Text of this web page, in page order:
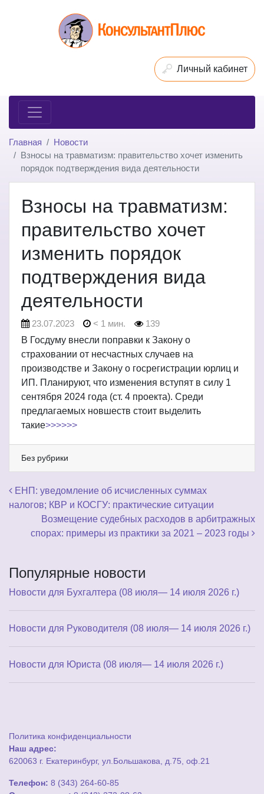
Личный кабинет
Главная
Новости
Взносы на травматизм: правительство хочет изменить
порядок подтверждения вида деятельности
Взносы на травматизм:
правительство хочет
изменить порядок
подтверждения вида
деятельности
23.07.2023 < 1 мин.
139
В Госдуму внесли поправки к Закону о
страховании от несчастных случаев на
производстве и Закону о госрегистрации юрлиц и
ИП. Планируют, что изменения вступят в силу 1
сентября 2024 года (ст. 4 проекта). Среди
предлагаемых новшеств стоит выделить
такие>>>>>>
Без рубрики
Навигация по записям
ЕНП: уведомление об исчисленных суммах
налогов; КВР и КОСГУ: практические ситуации
Возмещение судебных расходов в арбитражных
спорах: примеры из практики за 2021 ‒ 2023 годы
Популярные новости
Новости для Бухгалтера (08 июля— 14 июля 2026 г.)
Новости для Руководителя (08 июля— 14 июля 2026 г.)
Новости для Юриста (08 июля— 14 июля 2026 г.)
Политика конфиденциальности
Наш адрес:
620063 г. Екатеринбург, ул.Большакова, д.75, оф.21
Телефон: 8 (343) 264-60-85